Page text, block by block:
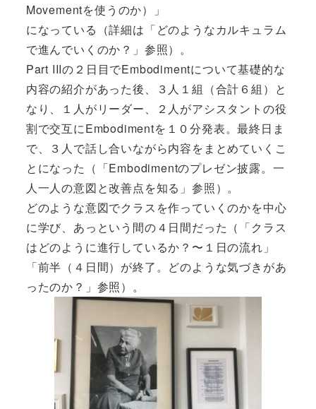
Movementを使うのか）」
になっている（詳細は「どのようなカルキュラム
で進んでいくのか？ 」参照）。
Part IIIの２日目でEmbodimentについて基礎的な
内容の紹介があった後、３人１組（合計６組）と
なり、１人がリーダー、２人がアシスタントの役
割で交互にEmbodimentを１０分発表。最終日ま
で、３人で話し合いながら内容をまとめていくこ
とになった（「Embodimentのプレゼン披露。一
人一人の意図と改善点を知る 」参照）。
どのような意図でクラスを作っていくのかを中心
に学び、あっという間の４日間だった（「クラス
はどのように進行しているか？〜１日の流れ 」
「前半（４日間）が終了。どのような気づきがあ
ったのか？ 」参照）。